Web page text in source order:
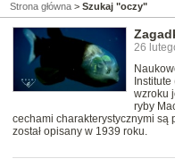
Strona główna > Szukaj "oczy"
26
wzroku
ryby
cechami charakterystycznymi są
został opisany w 1939 roku.